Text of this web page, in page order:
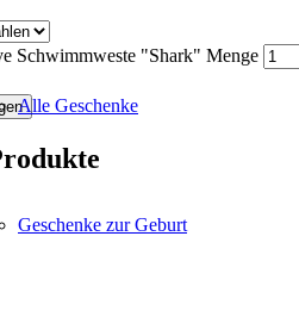
Alle Geschenke
Geschenke zur Geburt
Schwimmweste "Shark" Menge